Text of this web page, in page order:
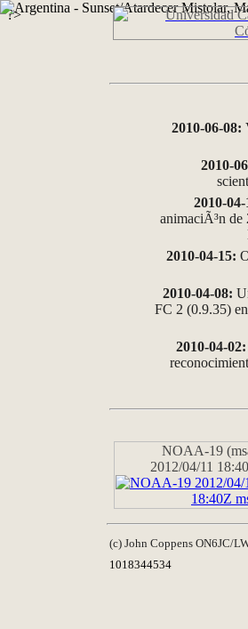
?>
2010-06-08:
2010-
2010-04-
animaciÃ³n de
2010-04-15:
2010-04-08:
FC 2 (0.9.35)
2010-04-02:
NOAA-19
2012/04/11
(c) John Coppens ON6JC/
1018344534